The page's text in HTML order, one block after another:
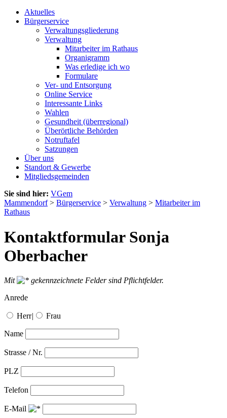
Aktuelles
Bürgerservice
Verwaltungsgliederung
Verwaltung
Mitarbeiter im Rathaus
Organigramm
Was erledige ich wo
Formulare
Ver- und Entsorgung
Online Service
Interessante Links
Wahlen
Gesundheit (überregional)
Überörtliche Behörden
Notruftafel
Satzungen
Über uns
Standort & Gewerbe
Mitgliedsgemeinden
Sie sind hier: VGem
Mammendorf> Bürgerservice > Verwaltung > Mitarbeiter im
Rathaus
Kontaktformular Sonja
Oberbacher
Mit
gekennzeichnete Felder sind Pflichtfelder.
Anrede
Herr| Frau
Name
Strasse / Nr.
PLZ
Telefon
E-Mail